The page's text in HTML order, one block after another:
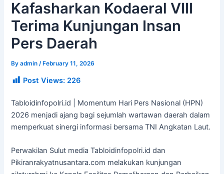
Kafasharkan Kodaeral VIII
Terima Kunjungan Insan
Pers Daerah
Byadmin/ February 11, 2026
Post Views: 226
Tabloidinfopolri.id | Momentum Hari Pers Nasional (HPN)
2026 menjadi ajang bagi sejumlah wartawan daerah dalam
memperkuat sinergi informasi bersama TNI Angkatan Laut.
Perwakilan Sulut media Tabloidinfopolri.id dan
Pikiranrakyatnusantara.com melakukan kunjungan